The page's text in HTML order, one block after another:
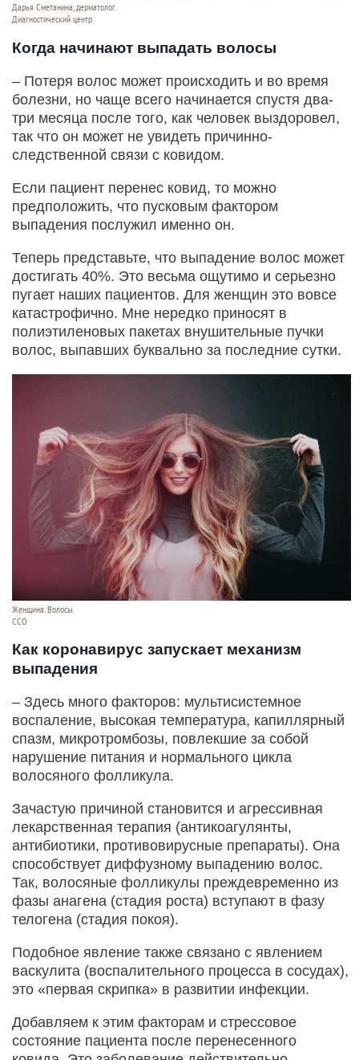
Дарья Сметанина, дерматолог.
Диагностический центр.
Когда начинают выпадать волосы
– Потеря волос может происходить и во время
болезни, но чаще всего начинается спустя два-
три месяца после того, как человек выздоровел,
так что он может не увидеть причинно-
следственной связи с ковидом.
Если пациент перенес ковид, то можно
предположить, что пусковым фактором
выпадения послужил именно он.
Теперь представьте, что выпадение волос может
достигать 40%. Это весьма ощутимо и серьезно
пугает наших пациентов. Для женщин это вовсе
катастрофично. Мне нередко приносят в
полиэтиленовых пакетах внушительные пучки
волос, выпавших буквально за последние сутки.
Женщина. Волосы.
ССО
Как коронавирус запускает механизм
выпадения
– Здесь много факторов: мультисистемное
воспаление, высокая температура, капиллярный
спазм, микротромбозы, повлекшие за собой
нарушение питания и нормального цикла
волосяного фолликула.
Зачастую причиной становится и агрессивная
лекарственная терапия (антикоагулянты,
антибиотики, противовирусные препараты). Она
способствует диффузному выпадению волос.
Так, волосяные фолликулы преждевременно из
фазы анагена (стадия роста) вступают в фазу
телогена (стадия покоя).
Подобное явление также связано с явлением
васкулита (воспалительного процесса в сосудах),
это «первая скрипка» в развитии инфекции.
Добавляем к этим факторам и стрессовое
состояние пациента после перенесенного